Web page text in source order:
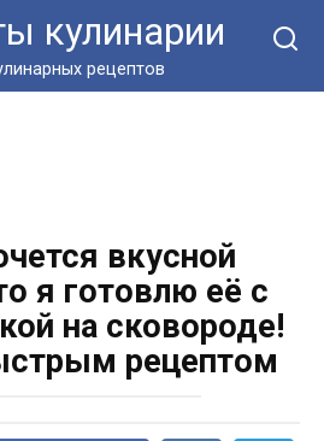
кулинарии
рецептов
вкусной
я готовлю её с
на сковороде!
рецептом